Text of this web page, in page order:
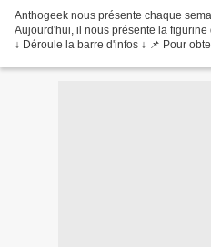
Anthogeek nous présente chaque
Aujourd'hui, il nous présente la figurine
↓ Déroule la barre d'infos ↓ 📌 Pour